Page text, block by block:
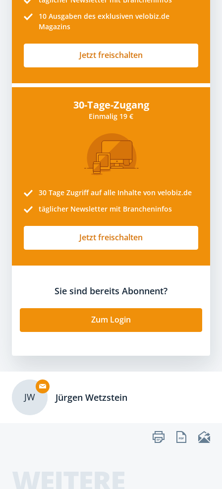
10 Ausgaben des exklusiven velobiz.de
Magazins
Jetzt freischalten
30-Tage-Zugang
Einmalig 19 €
30 Tage Zugriff auf alle Inhalte von velobiz.de
täglicher Newsletter mit Brancheninfos
Jetzt freischalten
Sie sind bereits Abonnent?
Zum Login
JW Jürgen Wetzstein